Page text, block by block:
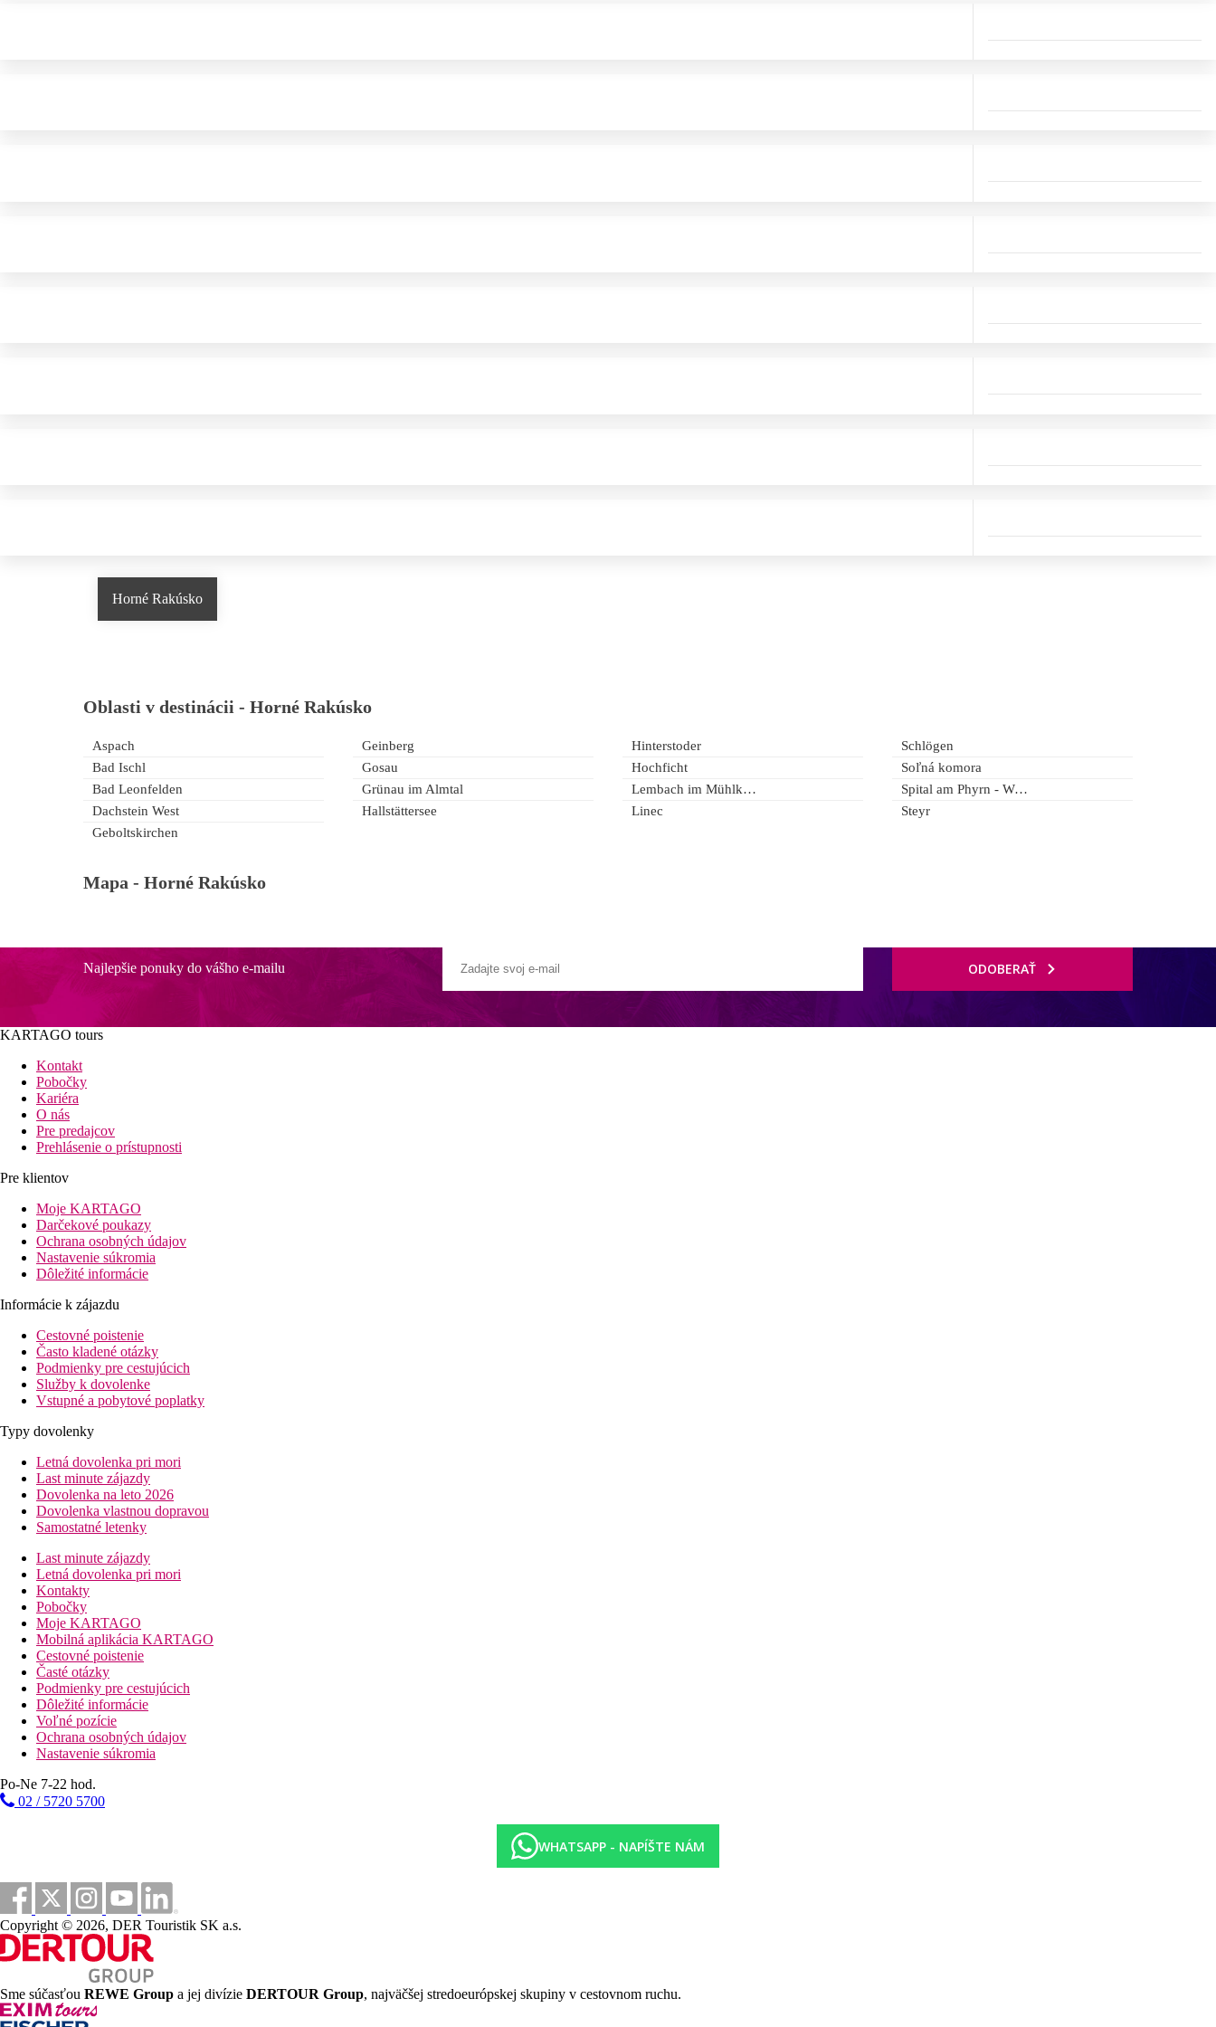
Horné Rakúsko
Oblasti v destinácii - Horné Rakúsko
Aspach
Bad Ischl
Bad Leonfelden
Dachstein West
Geboltskirchen
Geinberg
Gosau
Grünau im Almtal
Hallstättersee
Hinterstoder
Hochficht
Lembach im Mühlkreis
Linec
Schlögen
Soľná komora
Spital am Phyrn - Wurzeralm
Steyr
Mapa - Horné Rakúsko
Najlepšie ponuky do vášho e-mailu ODOBERAŤ
KARTAGO tours
Kontakt
Pobočky
Kariéra
O nás
Pre predajcov
Prehlásenie o prístupnosti
Pre klientov
Moje KARTAGO
Darčekové poukazy
Ochrana osobných údajov
Nastavenie súkromia
Dôležité informácie
Informácie k zájazdu
Cestovné poistenie
Často kladené otázky
Podmienky pre cestujúcich
Služby k dovolenke
Vstupné a pobytové poplatky
Typy dovolenky
Letná dovolenka pri mori
Last minute zájazdy
Dovolenka na leto 2026
Dovolenka vlastnou dopravou
Samostatné letenky
Last minute zájazdy
Letná dovolenka pri mori
Kontakty
Pobočky
Moje KARTAGO
Mobilná aplikácia KARTAGO
Cestovné poistenie
Časté otázky
Podmienky pre cestujúcich
Dôležité informácie
Voľné pozície
Ochrana osobných údajov
Nastavenie súkromia
Po-Ne 7-22 hod.
02 / 5720 5700
WHATSAPP - NAPÍŠTE NÁM
Copyright © 2026, DER Touristik SK a.s.
Sme súčasťou REWE Group a jej divízie DERTOUR Group, najväčšej stredoeurópskej skupiny v cestovnom ruchu.